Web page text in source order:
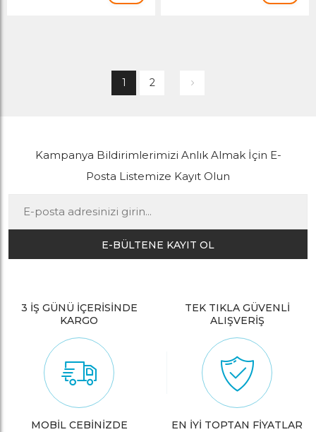
1 2
Kampanya Bildirimlerimizi Anlık Almak İçin E-
Posta Listemize Kayıt Olun
E-BÜLTENE KAYIT OL
3 İŞ GÜNÜ İÇERİSİNDE
KARGO
TEK TIKLA GÜVENLİ
ALIŞVERİŞ
MOBİL CEBİNİZDE EN İYİ TOPTAN FİYATLAR